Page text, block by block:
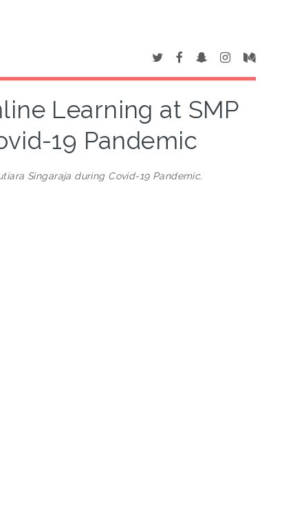
Learning at SMP
19 Pandemic
Singaraja during Covid-19 Pandemic.